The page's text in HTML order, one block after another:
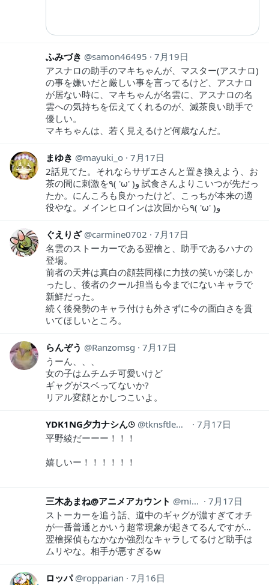
ふみづき samon46495
7月19日
アスナロの助手のマキちゃんが、マスター(アスナロ)
の事を嫌いだと厳しい事を言ってるけど、アスナロ
が居ない時に、マキちゃんが名雲に、アスナロの名
雲への気持ちを伝えてくれるのが、滅茶良い助手で
優しい。
マキちゃんは、若く見えるけど何歳なんだ。
まゆき mayuki_o 7月17日
2話見てた。それならサザエさんと置き換えよう、お
茶の間に刺激を٩( 'ω' )و 試食さんよりこいつが先だっ
たか。にんころも良かったけど、こっちが本来の適
役やな。メインヒロインは次回から٩( 'ω' )و
ぐえりざ carmine0702
7月17日
名雲のストーカーである翌檜と、助手であるハナの
登場。
前者の天丼は真白の顔芸同様に力技の笑いが楽しか
ったし、後者のクール担当も今までにないキャラで
新鮮だった。
続く後発勢のキャラ付けも外さずに今の面白さを貫
いてほしいところ。
らんぞう Ranzomsg
7月17日
うーん、、、
女の子はムチムチ可愛いけど
ギャグがスベってないか?
リアル変顔とかしつこいよ。
YDK1NG夕力ナシん⌚︎ tknsftlemon
7月17日
平野綾だーーー！！！
嬉しいー！！！！！！
三木あまね@アニメアカウント mikianimeaka
7月17日
ストーカーを追う話、道中のギャグが濃すぎてオチ
が一番普通とかいう超常現象が起きてるんですが...
翌檜探偵もなかなか強烈なキャラしてるけど助手は
ムリやな。相手が悪すぎるw
ロッパ ropparian 7月16日